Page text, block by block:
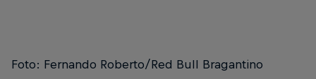
Foto: Fernando Roberto/Red Bull Bragantino